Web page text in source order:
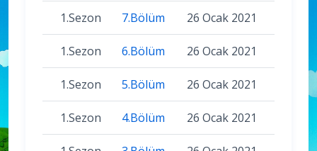
1.Sezon 7.Bölüm 26 Ocak 2021
1.Sezon 6.Bölüm 26 Ocak 2021
1.Sezon 5.Bölüm 26 Ocak 2021
1.Sezon 4.Bölüm 26 Ocak 2021